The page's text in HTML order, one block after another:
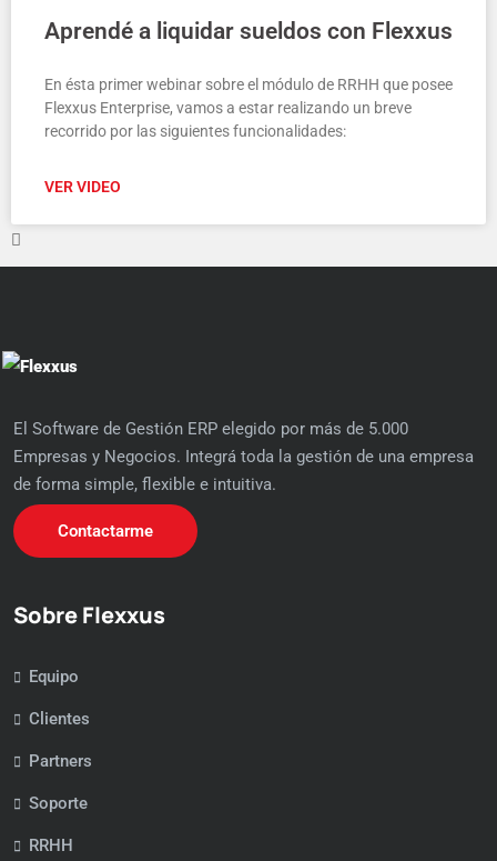
Aprendé a liquidar sueldos con Flexxus
En ésta primer webinar sobre el módulo de RRHH que posee
Flexxus Enterprise, vamos a estar realizando un breve
recorrido por las siguientes funcionalidades:
VER VIDEO
El Software de Gestión ERP elegido por más de 5.000
Empresas y Negocios. Integrá toda la gestión de una empresa
de forma simple, flexible e intuitiva.
Contactarme
Sobre Flexxus
Equipo
Clientes
Partners
Soporte
RRHH